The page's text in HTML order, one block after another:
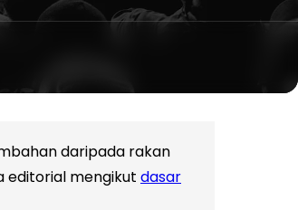
daripada rakan
editorial mengikut dasar